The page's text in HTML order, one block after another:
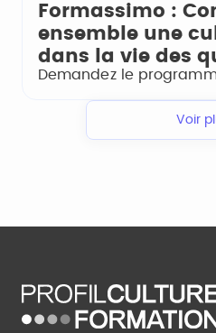
Formassimo :
ensemble une
dans la vie des
Demandez le
Voir